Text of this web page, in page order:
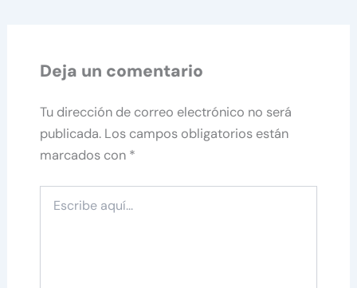
Deja un comentario
Tu dirección de correo electrónico no será
publicada. Los campos obligatorios están
marcados con *
aquí...